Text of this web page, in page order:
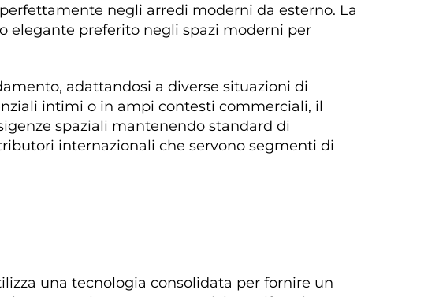
negli arredi moderni da esterno. La
elegante preferito negli spazi moderni per
adattandosi a diverse situazioni di
intimi o in ampi contesti commerciali, il
spaziali mantenendo standard di
internazionali che servono segmenti di
una tecnologia consolidata per fornire un